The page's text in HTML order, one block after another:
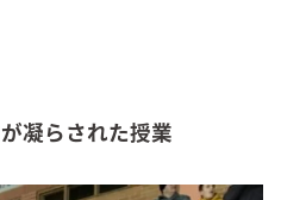
凝らされた授業